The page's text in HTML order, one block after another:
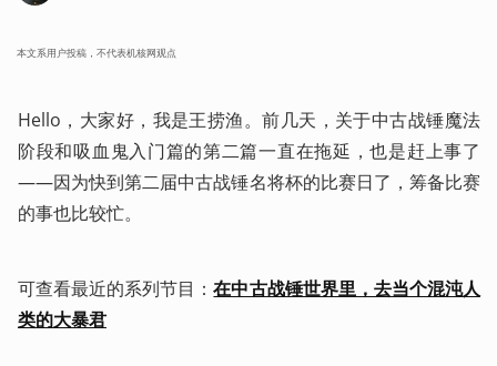
本文系用户投稿，不代表机核网观点
Hello，大家好，我是王捞渔。前几天，关于中古战锤魔法
阶段和吸血鬼入门篇的第二篇一直在拖延，也是赶上事了
——因为快到第二届中古战锤名将杯的比赛日了，筹备比赛
的事也比较忙。
可查看最近的系列节目：在中古战锤世界里，去当个混沌人
类的大暴君